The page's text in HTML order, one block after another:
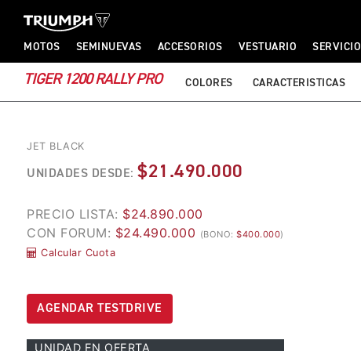
MOTOS SEMINUEVAS ACCESORIOS VESTUARIO SERVICIO
TIGER 1200 RALLY PRO COLORES CARACTERISTICAS
JET BLACK
UNIDADES DESDE: $21.490.000
PRECIO LISTA: $24.890.000
CON FORUM: $24.490.000 (BONO: $400.000)
Calcular Cuota
AGENDAR TESTDRIVE
UNIDAD EN OFERTA